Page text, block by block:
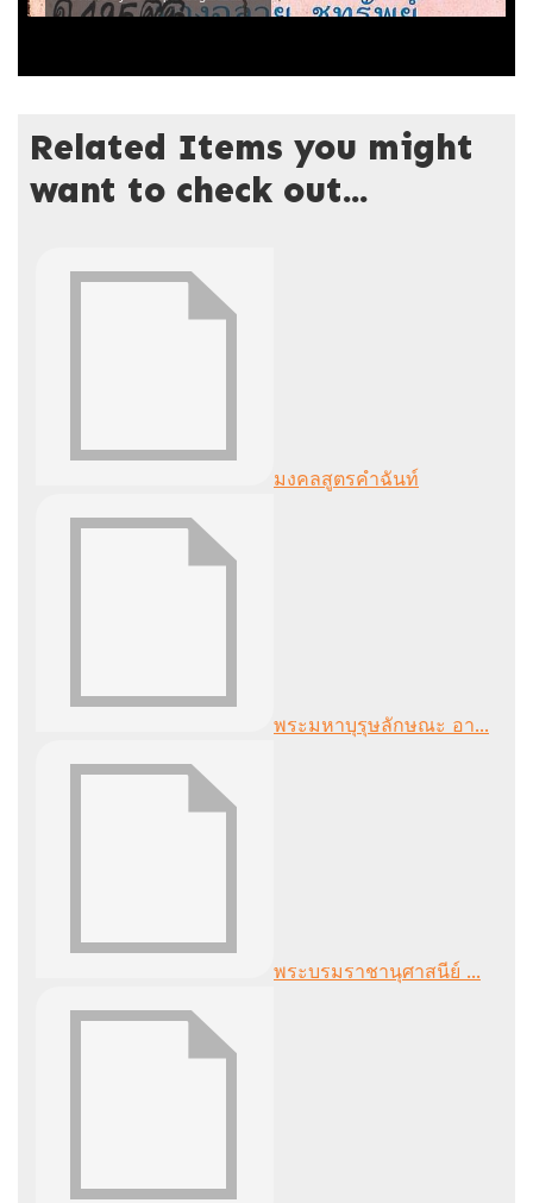
Related Items you might
want to check out...
มงคลสูตรคำฉันท์
พระมหาบุรุษลักษณะ อา...
พระบรมราชานุศาสนีย์ ...